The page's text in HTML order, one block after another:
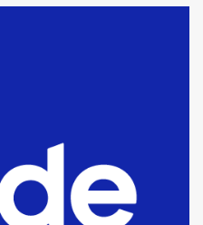
por
de drogas en la